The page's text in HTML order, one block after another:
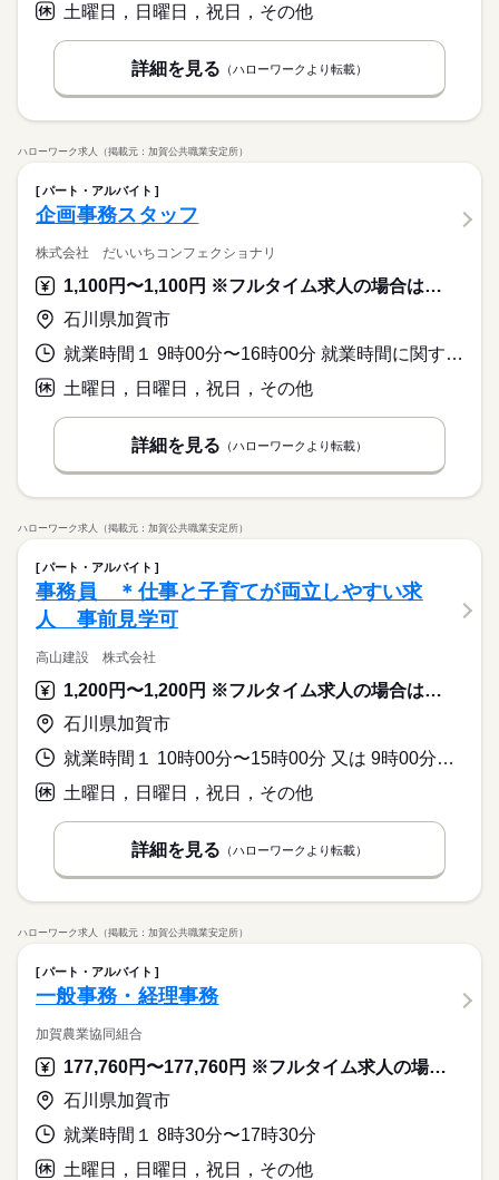
土曜日，日曜日，祝日，その他
詳細を見る （ハローワークより転載）
ハローワーク求人（掲載元：加賀公共職業安定所）
パート・アルバイト
企画事務スタッフ
株式会社 だいいちコンフェクショナリ
1,100円〜1,100円 ※フルタイム求人の場合は月額（換算額）、パート求人の場合は時間額を表示しています。
石川県加賀市
就業時間１ 9時00分〜16時00分 就業時間に関する特記事項 勤務時間、応相談
土曜日，日曜日，祝日，その他
詳細を見る （ハローワークより転載）
ハローワーク求人（掲載元：加賀公共職業安定所）
パート・アルバイト
事務員 ＊仕事と子育てが両立しやすい求
人 事前見学可
高山建設 株式会社
1,200円〜1,200円 ※フルタイム求人の場合は月額（換算額）、パート求人の場合は時間額を表示しています。
石川県加賀市
就業時間１ 10時00分〜15時00分 又は 9時00分〜16時00分の時間の間の5時間程度 就業時間に関する特記事項 ＊記載の時間は一例です。
土曜日，日曜日，祝日，その他
詳細を見る （ハローワークより転載）
ハローワーク求人（掲載元：加賀公共職業安定所）
パート・アルバイト
一般事務・経理事務
加賀農業協同組合
177,760円〜177,760円 ※フルタイム求人の場合は月額（換算額）、パート求人の場合は時間額を表示しています。
石川県加賀市
就業時間１ 8時30分〜17時30分
土曜日，日曜日，祝日，その他